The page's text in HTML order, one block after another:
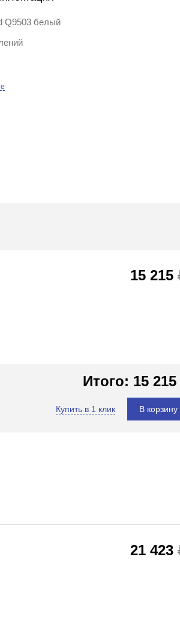
Q9503 белый
15 215
Итого: 15 215
Купить в 1 клик В корзину
21 423